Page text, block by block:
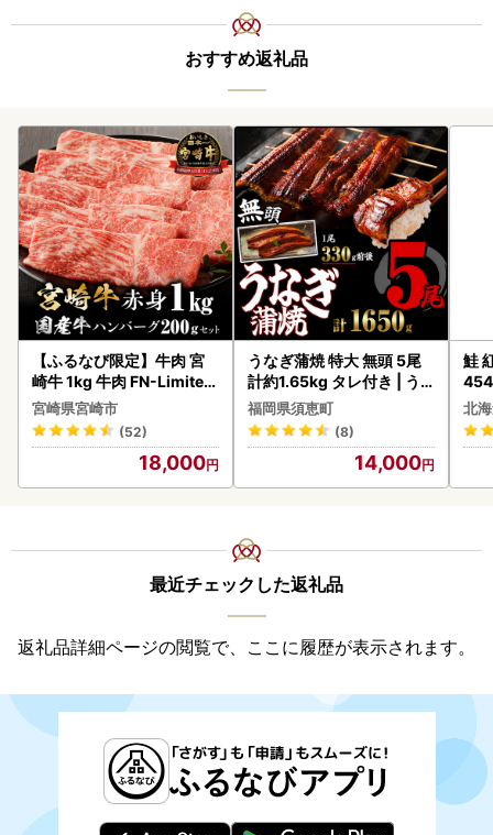
おすすめ返礼品
【ふるなび限定】牛肉 宮
崎牛 1kg 牛肉 FN-Limited
-VO
宮崎県宮崎市
(52)
18,000
うなぎ蒲焼 特大 無頭 5尾
計約1.65kg タレ付き | う
なぎ蒲焼
福岡県須恵町
(8)
14,000
鮭
454
北
最近チェックした返礼品
返礼品詳細ページの閲覧で、ここに履歴が表示されます。